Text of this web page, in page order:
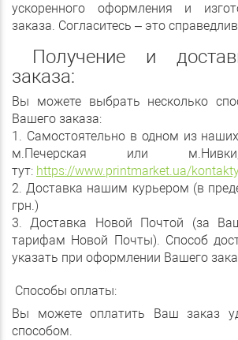
ускоренного оформления и
заказа. Согласитесь – это
Получение и
заказа:
Вы можете выбрать несколько
Вашего заказа:
1. Самостоятельно в одном из
м.Печерская или
тут: https://www.printmarket.ua/
2. Доставка нашим курьером (в
грн.)
3. Доставка Новой Почтой (за
тарифам Новой Почты). Способ
указать при оформлении Вашего
Способы оплаты:
Вы можете оплатить Ваш заказ
способом.